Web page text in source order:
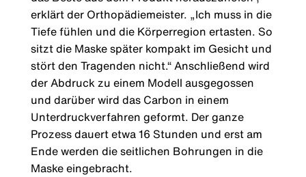
erklärt der Orthopädiemeister. „Ich muss in die
Tiefe fühlen und die Körperregion ertasten. So
sitzt die Maske später kompakt im Gesicht und
stört den Tragenden nicht.“ Anschließend wird
der Abdruck zu einem Modell ausgegossen
und darüber wird das Carbon in einem
Unterdruckverfahren geformt. Der ganze
Prozess dauert etwa 16 Stunden und erst am
Ende werden die seitlichen Bohrungen in die
Maske eingebracht.